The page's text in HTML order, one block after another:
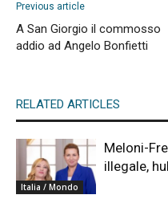
Previous article
A San Giorgio il commosso
addio ad Angelo Bonfietti
RELATED ARTICLES
Italia / Mondo
Meloni-
illegale,